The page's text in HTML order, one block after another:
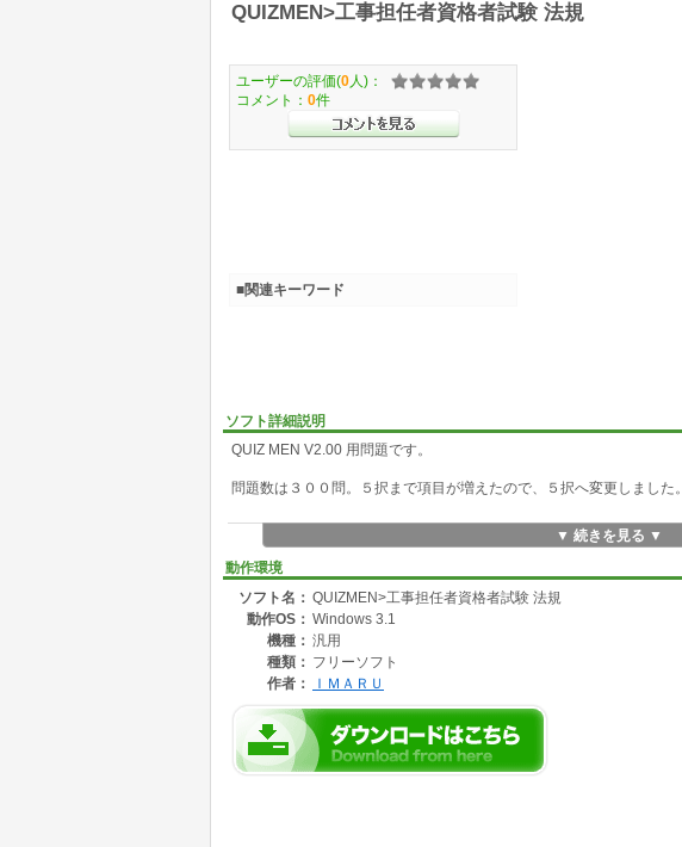
QUIZMEN>工事担任者資格者試験 法規
ソフト詳細説明
QUIZ MEN V2.00 用問題です。
問題数は３００問。５択まで項目が増えたので、５択へ変更しました。
▼ 続きを見る ▼
動作環境
ソフト名： QUIZMEN>工事担任者資格者試験 法規
動作OS： Windows 3.1
機種： 汎用
種類： フリーソフト
作者：
ＩＭＡＲＵ
ユーザーの評価(0 人)：
コメント： 0件
■関連キーワード